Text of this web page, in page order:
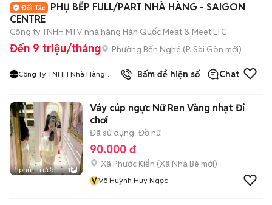
PHỤ BẾP FULL/PART NHÀ HÀNG - SAIGON
CENTRE
Công ty TNHH MTV nhà hàng Hàn Quốc Meat & Meet LTC
Đến 9 triệu/tháng Phường Bến Nghé (P. Sài Gòn mới)
Công Ty TNHH Nhà Hàng
9đã bán
Bấm để hiện số Chat
1 phút trước 1
Váy cúp ngực Nữ Ren Vàng nhạt Đi
chơi
Đã sử dụng Đồ nữ
90.000 đ
Xã Phước Kiển (Xã Nhà Bè mới)
VVõ Huỳnh Huy Ngọc